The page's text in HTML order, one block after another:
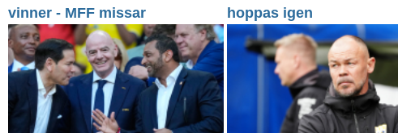
vinner - MFF missar
hoppas igen